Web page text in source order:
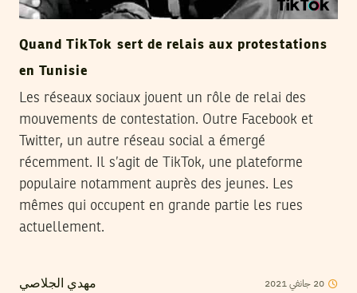
Quand TikTok sert de relais aux protestations
en Tunisie
Les réseaux sociaux jouent un rôle de relai des
mouvements de contestation. Outre Facebook et
Twitter, un autre réseau social a émergé
récemment. Il s’agit de TikTok, une plateforme
populaire notamment auprès des jeunes. Les
mêmes qui occupent en grande partie les rues
actuellement.
مهدي الجلاصي 20 جانفي2021